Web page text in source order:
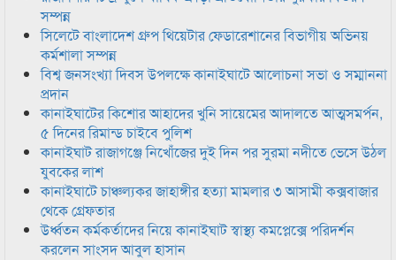
সম্পন্ন
সিলেটে বাংলাদেশ গ্রুপ থিয়েটার ফেডারেশানের বিভাগীয় অভিনয়
কর্মশালা সম্পন্ন
বিশ্ব জনসংখ্যা দিবস উপলক্ষে কানাইঘাটে আলোচনা সভা ও সম্মাননা
প্রদান
কানাইঘাটের কিশোর আহাদের খুনি সায়েমের আদালতে আত্মসমর্পন,
৫ দিনের রিমান্ড চাইবে পুলিশ
কানাইঘাট রাজাগঞ্জে নিখোঁজের দুই দিন পর সুরমা নদীতে ভেসে উঠল
যুবকের লাশ
কানাইঘাটে চাঞ্চল্যকর জাহাঙ্গীর হত্যা মামলার ৩ আসামী কক্সবাজার
থেকে গ্রেফতার
উর্ধ্বতন কর্মকর্তাদের নিয়ে কানাইঘাট স্বাস্থ্য কমপ্লেক্সে পরিদর্শন
করলেন সাংসদ আবুল হাসান